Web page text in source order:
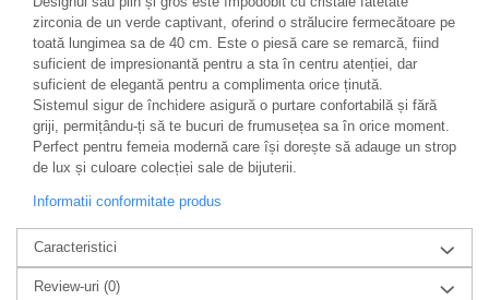
zirconia de un verde captivant, oferind o strălucire fermecătoare pe
toată lungimea sa de 40 cm. Este o piesă care se remarcă, fiind
suficient de impresionantă pentru a sta în centru atenției, dar
suficient de elegantă pentru a complimenta orice ținută.
Sistemul sigur de închidere asigură o purtare confortabilă și fără
griji, permițându-ți să te bucuri de frumusețea sa în orice moment.
Perfect pentru femeia modernă care își dorește să adauge un strop
de lux și culoare colecției sale de bijuterii.
Informatii conformitate produs
Caracteristici
Review-uri (0)